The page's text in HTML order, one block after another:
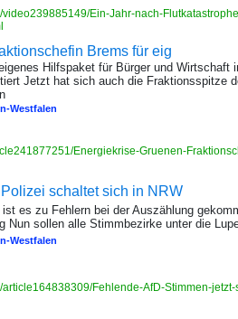
Ein-Jahr-nach-
Brems für eig
Hilfspaket für Bürger und Wirtschaft
Jetzt hat sich auch die Fraktionsspitze
Westfalen
Energiekrise-Gruenen-
schaltet sich in NRW
es zu Fehlern bei der Auszählung
Nun sollen alle Stimmbezirke unter die
Westfalen
Fehlende-AfD-Stimmen-